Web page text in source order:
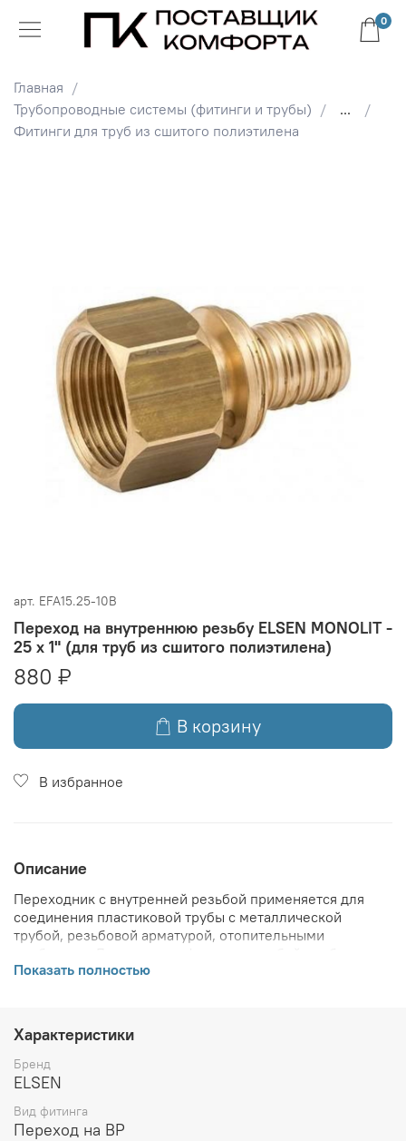
0
Главная
Трубопроводные системы (фитинги и трубы)
...
Фитинги для труб из сшитого полиэтилена
арт. EFA15.25-10B
Переход на внутреннюю резьбу ELSEN MONOLIT -
25 x 1" (для труб из сшитого полиэтилена)
880 ₽
В корзину
В избранное
Описание
Переходник с внутренней резьбой применяется для
соединения пластиковой трубы с металлической
трубой, резьбовой арматурой, отопительными
дополнительно приобрести 1 надвижную гильзу
характеристики, информация о комплекте поставки,
габаритах, внешнем виде и цвете, стране производства
и основываются на последних доступных сведениях от
производителя. Производитель оставляет за собой
право в любой момент без обязательного извещения
вносить изменения в дизайн и технические
Показать полностью
Характеристики
Бренд
ELSEN
Вид фитинга
Переход на ВР